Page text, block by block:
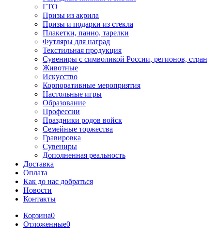
ГТО
Призы из акрила
Призы и подарки из стекла
Плакетки, панно, тарелки
Футляры для наград
Текстильная продукция
Сувениры с символикой России, регионов, стран
Животные
Искусство
Корпоративные мероприятия
Настольные игры
Образование
Профессии
Праздники родов войск
Семейные торжества
Гравировка
Сувениры
Дополненная реальность
Доставка
Оплата
Как до нас добраться
Новости
Контакты
Корзина0
Отложенные0